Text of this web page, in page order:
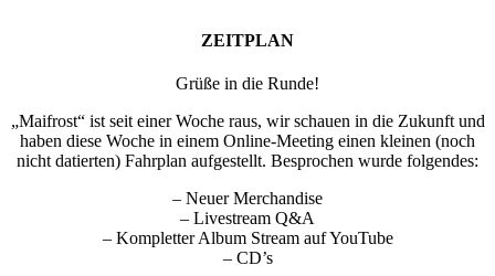
ZEITPLAN
Grüße in die Runde!
„Maifrost“ ist seit einer Woche raus, wir schauen in die Zukunft und
haben diese Woche in einem Online-Meeting einen kleinen (noch
nicht datierten) Fahrplan aufgestellt. Besprochen wurde folgendes:
– Neuer Merchandise
– Livestream Q&A
– Kompletter Album Stream auf YouTube
– CD’s